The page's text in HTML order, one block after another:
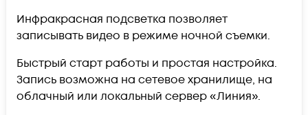
Инфракрасная подсветка позволяет
записывать видео в режиме ночной съемки.
Быстрый старт работы и простая настройка.
Запись возможна на сетевое хранилище, на
облачный или локальный сервер «Линия».